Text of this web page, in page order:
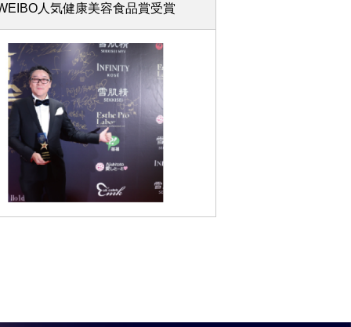
人気健康美容食品賞受賞